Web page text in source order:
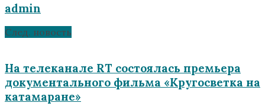
admin
След. новость
На телеканале RT состоялась премьера
документального фильма «Кругосветка на
катамаране»